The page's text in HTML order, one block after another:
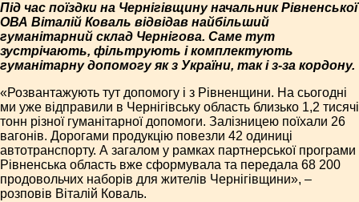
Під час поїздки на Чернігівщину начальник Рівненської
ОВА Віталій Коваль відвідав найбільший
гуманітарний склад Чернігова. Саме тут
зустрічають, фільтрують і комплектують
гуманітарну допомогу як з України, так і з-за кордону.
«Розвантажують тут допомогу і з Рівненщини. На сьогодні
ми уже відправили в Чернігівську область близько 1,2 тисячі
тонн різної гуманітарної допомоги. Залізницею поїхали 26
вагонів. Дорогами продукцію повезли 42 одиниці
автотранспорту. А загалом у рамках партнерської програми
Рівненська область вже сформувала та передала 68 200
продовольчих наборів для жителів Чернігівщини», –
розповів Віталій Коваль.